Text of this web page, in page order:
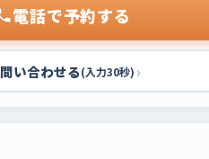
電話で予約する
問い合わせる(入力30秒) ›